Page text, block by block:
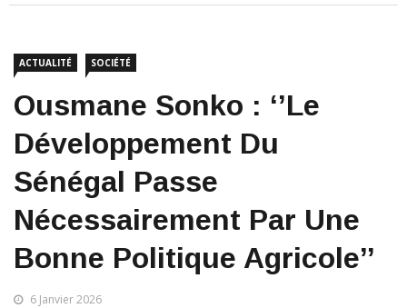
ACTUALITÉ SOCIÉTÉ
Ousmane Sonko : ‘’Le
Développement Du
Sénégal Passe
Nécessairement Par Une
Bonne Politique Agricole’’
6 Janvier 2026